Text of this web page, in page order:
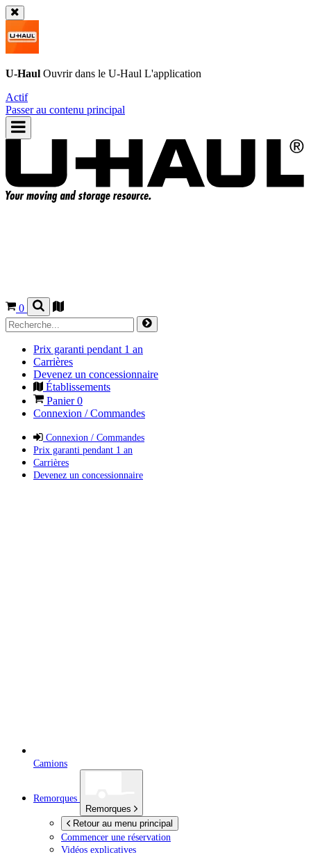
U-Haul Ouvrir dans le U-Haul L'application
Actif
Passer au contenu principal
0
Prix garanti pendant 1 an
Carrières
Devenez un concessionnaire
Établissements
Panier0
Connexion / Commandes
Connexion / Commandes
Prix garanti pendant 1 an
Carrières
Devenez un concessionnaire
Camions
Remorques
Remorques
Retour au menu principal
Commencer une réservation
Vidéos explicatives